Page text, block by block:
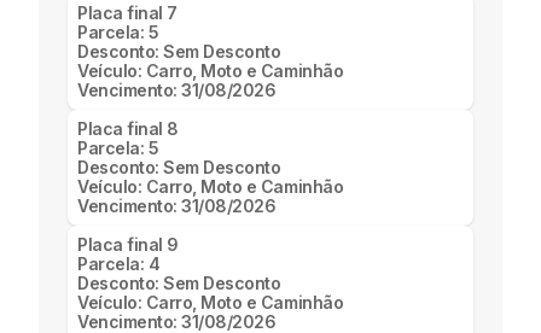
Placa final 7
Parcela: 5
Desconto:Sem Desconto
Veículo: Carro, Moto e Caminhão
Vencimento:31/08/2026
Placa final 8
Parcela: 5
Desconto:Sem Desconto
Veículo: Carro, Moto e Caminhão
Vencimento:31/08/2026
Placa final 9
Parcela: 4
Desconto:Sem Desconto
Veículo: Carro, Moto e Caminhão
Vencimento:31/08/2026